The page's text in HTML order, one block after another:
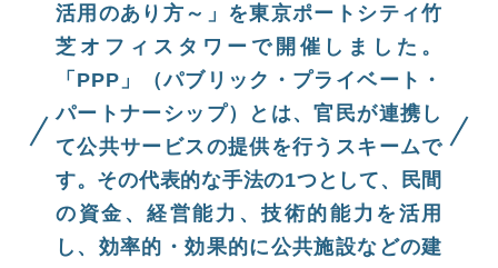
活用のあり方～」を東京ポートシティ竹
芝オフィスタワーで開催しました。
「PPP」（パブリック・プライベート・
パートナーシップ）とは、官民が連携し
て公共サービスの提供を行うスキームで
す。その代表的な手法の1つとして、民間
の資金、経営能力、技術的能力を活用
し、効率的・効果的に公共施設などの建